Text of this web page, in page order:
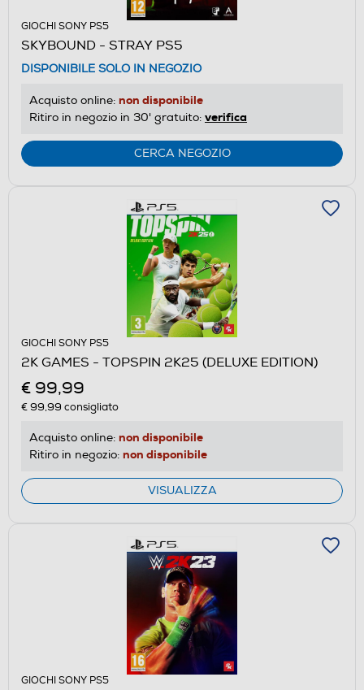
GIOCHI SONY PS5
SKYBOUND - STRAY PS5
DISPONIBILE SOLO IN NEGOZIO
Acquisto online: non disponibile
Ritiro in negozio in 30' gratuito: verifica
CERCA NEGOZIO
GIOCHI SONY PS5
2K GAMES - TOPSPIN 2K25 (DELUXE EDITION)
€ 99,99
€ 99,99 consigliato
Acquisto online: non disponibile
Ritiro in negozio: non disponibile
VISUALIZZA
GIOCHI SONY PS5